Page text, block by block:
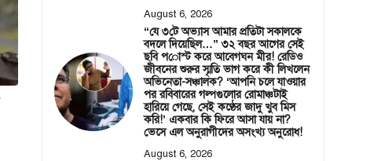
August 6, 2026
“যে ৩টে অভ্যাস আমার প্রতিটা সকালকে
বদলে দিয়েছিল…” ৩২ বছর আগের সেই
ছবি পোস্ট করে আবেগঘন মীর! রেডিও
জীবনের শুরুর স্মৃতি ভাগ করে কী লিখলেন
অভিনেতা-সঞ্চালক? ‘আপনি চলে যাওয়ার
পর রবিবারের গল্পগুলোর রোমাঞ্চটাই
হারিয়ে গেছে, সেই কণ্ঠের জাদু খুব মিস
করি!’ একবার কি ফিরে আসা যায় না?
ভেসে এল অনুরাগীদের অসংখ্য অনুরোধ!
August 6, 2026